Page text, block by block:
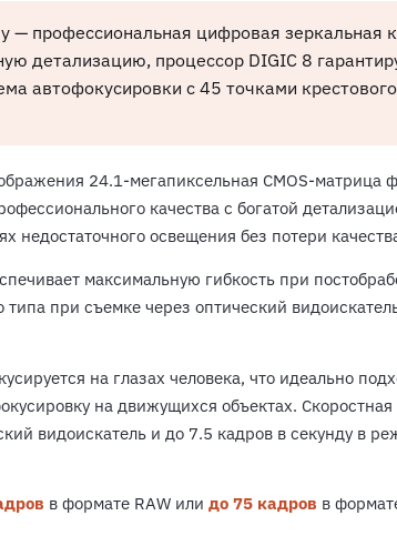
— профессиональная цифровая зеркальная
детализацию, процессор DIGIC 8
автофокусировки с 45 точками крестового
24.1-мегапиксельная CMOS-
качества с богатой
недостаточного освещения без потери
максимальную гибкость при
при съемке через оптический
на глазах человека, что идеально
на движущихся объектах.
видоискатель и до 7.5 кадров в секунду в
в формате RAW илидо 75 кадров в